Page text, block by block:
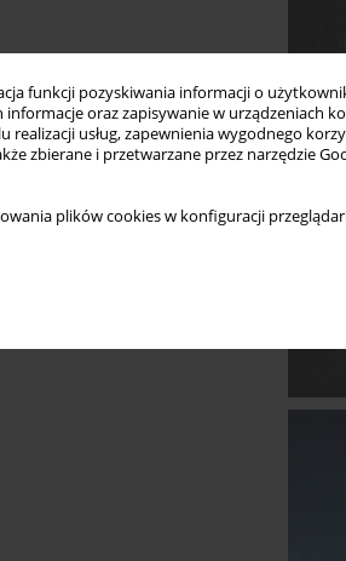
funkcji pozyskiwania informacji o
oraz zapisywanie w urządzeniach
realizacji usług, zapewnienia wygodnego
zbierane i przetwarzane przez narzędzie
plików cookies w konfiguracji